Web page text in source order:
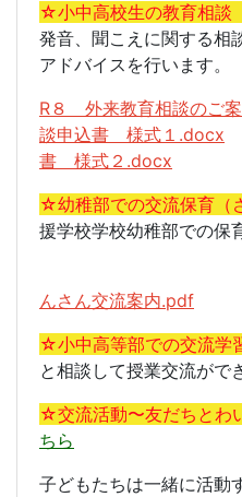
☆小中高校生の教育相談
発音、聞こえに関する相
アドバイスを行います。
R８ 外来教育相談のご
談申込書 様式１.docx
書 様式２.docx
☆幼稚部での交流保育（
援学校学校幼稚部での保
んさん交流案内.pdf
☆小中高等部での交流学
と相談して授業交流がで
☆交流活動〜友だちとわ
ちら
子どもたちは一緒に活動